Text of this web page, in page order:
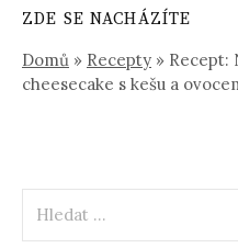
ZDE SE NACHÁZÍTE
Domů » Recepty » Recept:
cheesecake s kešu a